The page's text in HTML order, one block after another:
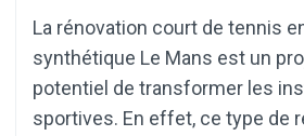
La rénovation court de tennis
synthétique Le Mans est un
potentiel de transformer les
sportives. En effet, ce type de